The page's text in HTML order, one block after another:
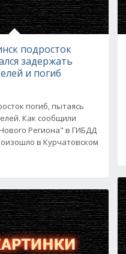
подросток
задержать
и погиб
погиб, пытаясь
Как сообщили
Региона" в ГИБДД
в Курчатовском